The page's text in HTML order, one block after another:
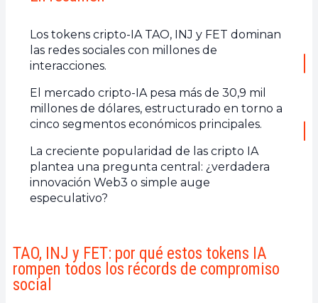
Los tokens cripto-IA TAO, INJ y FET dominan
las redes sociales con millones de
interacciones.
El mercado cripto-IA pesa más de 30,9 mil
millones de dólares, estructurado en torno a
cinco segmentos económicos principales.
La creciente popularidad de las cripto IA
plantea una pregunta central: ¿verdadera
innovación Web3 o simple auge
especulativo?
TAO, INJ y FET: por qué estos tokens IA
rompen todos los récords de compromiso
social